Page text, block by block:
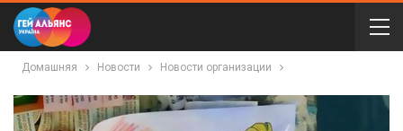
Домашняя Новости Новости организации